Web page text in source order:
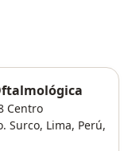
Centro
Surco, Lima, Perú,